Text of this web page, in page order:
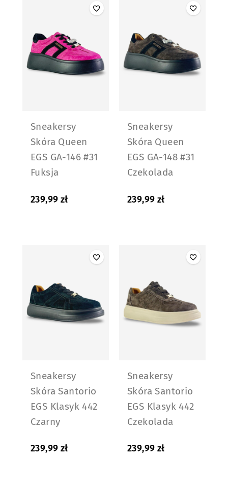
Sneakersy
Skóra Queen
EGS GA-146 #31
Fuksja
239,99 zł
Sneakersy
Skóra Queen
EGS GA-148 #31
Czekolada
239,99 zł
Sneakersy
Skóra Santorio
EGS Klasyk 442
Czarny
239,99 zł
Sneakersy
Skóra Santorio
EGS Klasyk 442
Czekolada
239,99 zł